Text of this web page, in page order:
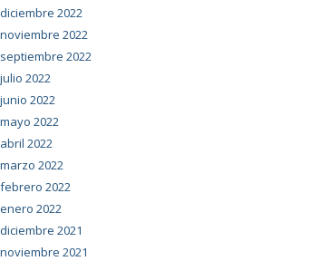
diciembre 2022
noviembre 2022
septiembre 2022
julio 2022
junio 2022
mayo 2022
abril 2022
marzo 2022
febrero 2022
enero 2022
diciembre 2021
noviembre 2021